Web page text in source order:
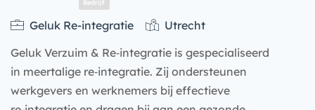
Geluk Re-integratie
Utrecht
Geluk Verzuim & Re‑integratie is gespecialiseerd
in meertalige re‑integratie. Zij ondersteunen
werkgevers en werknemers bij effectieve